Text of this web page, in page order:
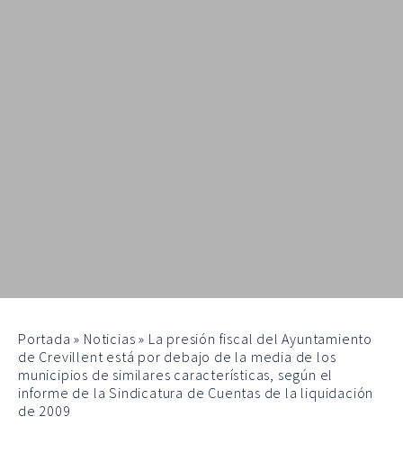
Portada » Noticias » La presión fiscal del Ayuntamiento
de Crevillent está por debajo de la media de los
municipios de similares características, según el
informe de la Sindicatura de Cuentas de la liquidación
de 2009